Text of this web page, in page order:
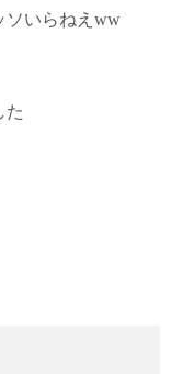
ソいらねえww
た